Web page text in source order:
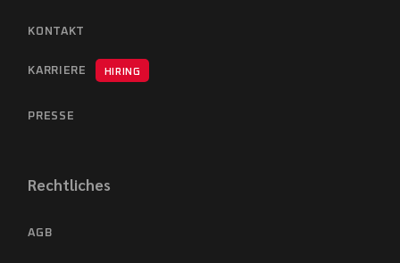
KONTAKT
KARRIERE HIRING
PRESSE
Rechtliches
AGB